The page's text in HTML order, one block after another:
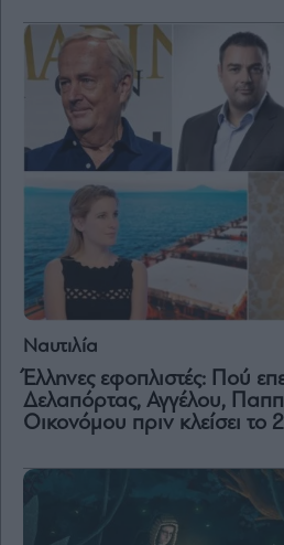
Ναυτιλία
Έλληνες εφοπλιστές: Πού
Δελαπόρτας, Αγγέλου,
Οικονόμου πριν κλείσει το